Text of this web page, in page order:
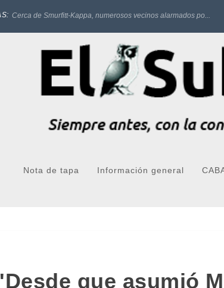
Cerca de Smurfitt-Kappa, numerosos vecinos alarmados po...
Nota de tapa Información general
que asumió